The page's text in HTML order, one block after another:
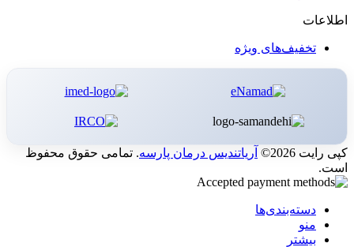
اطلاعات
تخفیف‌های ویژه
کپی رایت 2026© آریاتندیس درمان پارسه. تمامی حقوق محفوظ
است.
دسته‌بندی‌ها
منو
بیشتر